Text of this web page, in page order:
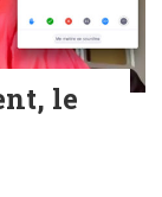
le